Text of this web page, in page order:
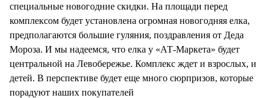
специальные новогодние скидки. На площади перед
комплексом будет установлена огромная новогодняя елка,
предполагаются большие гуляния, поздравления от Деда
Мороза. И мы надеемся, что елка у «АТ-Маркета» будет
центральной на Левобережье. Комплекс ждет и взрослых, и
детей. В перспективе будет еще много сюрпризов, которые
порадуют наших покупателей